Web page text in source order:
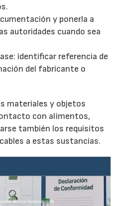
y ponerla a
autoridades cuando sea
identificar referencia de
del fabricante o
materiales y objetos
con alimentos,
también los requisitos
a estas sustancias.